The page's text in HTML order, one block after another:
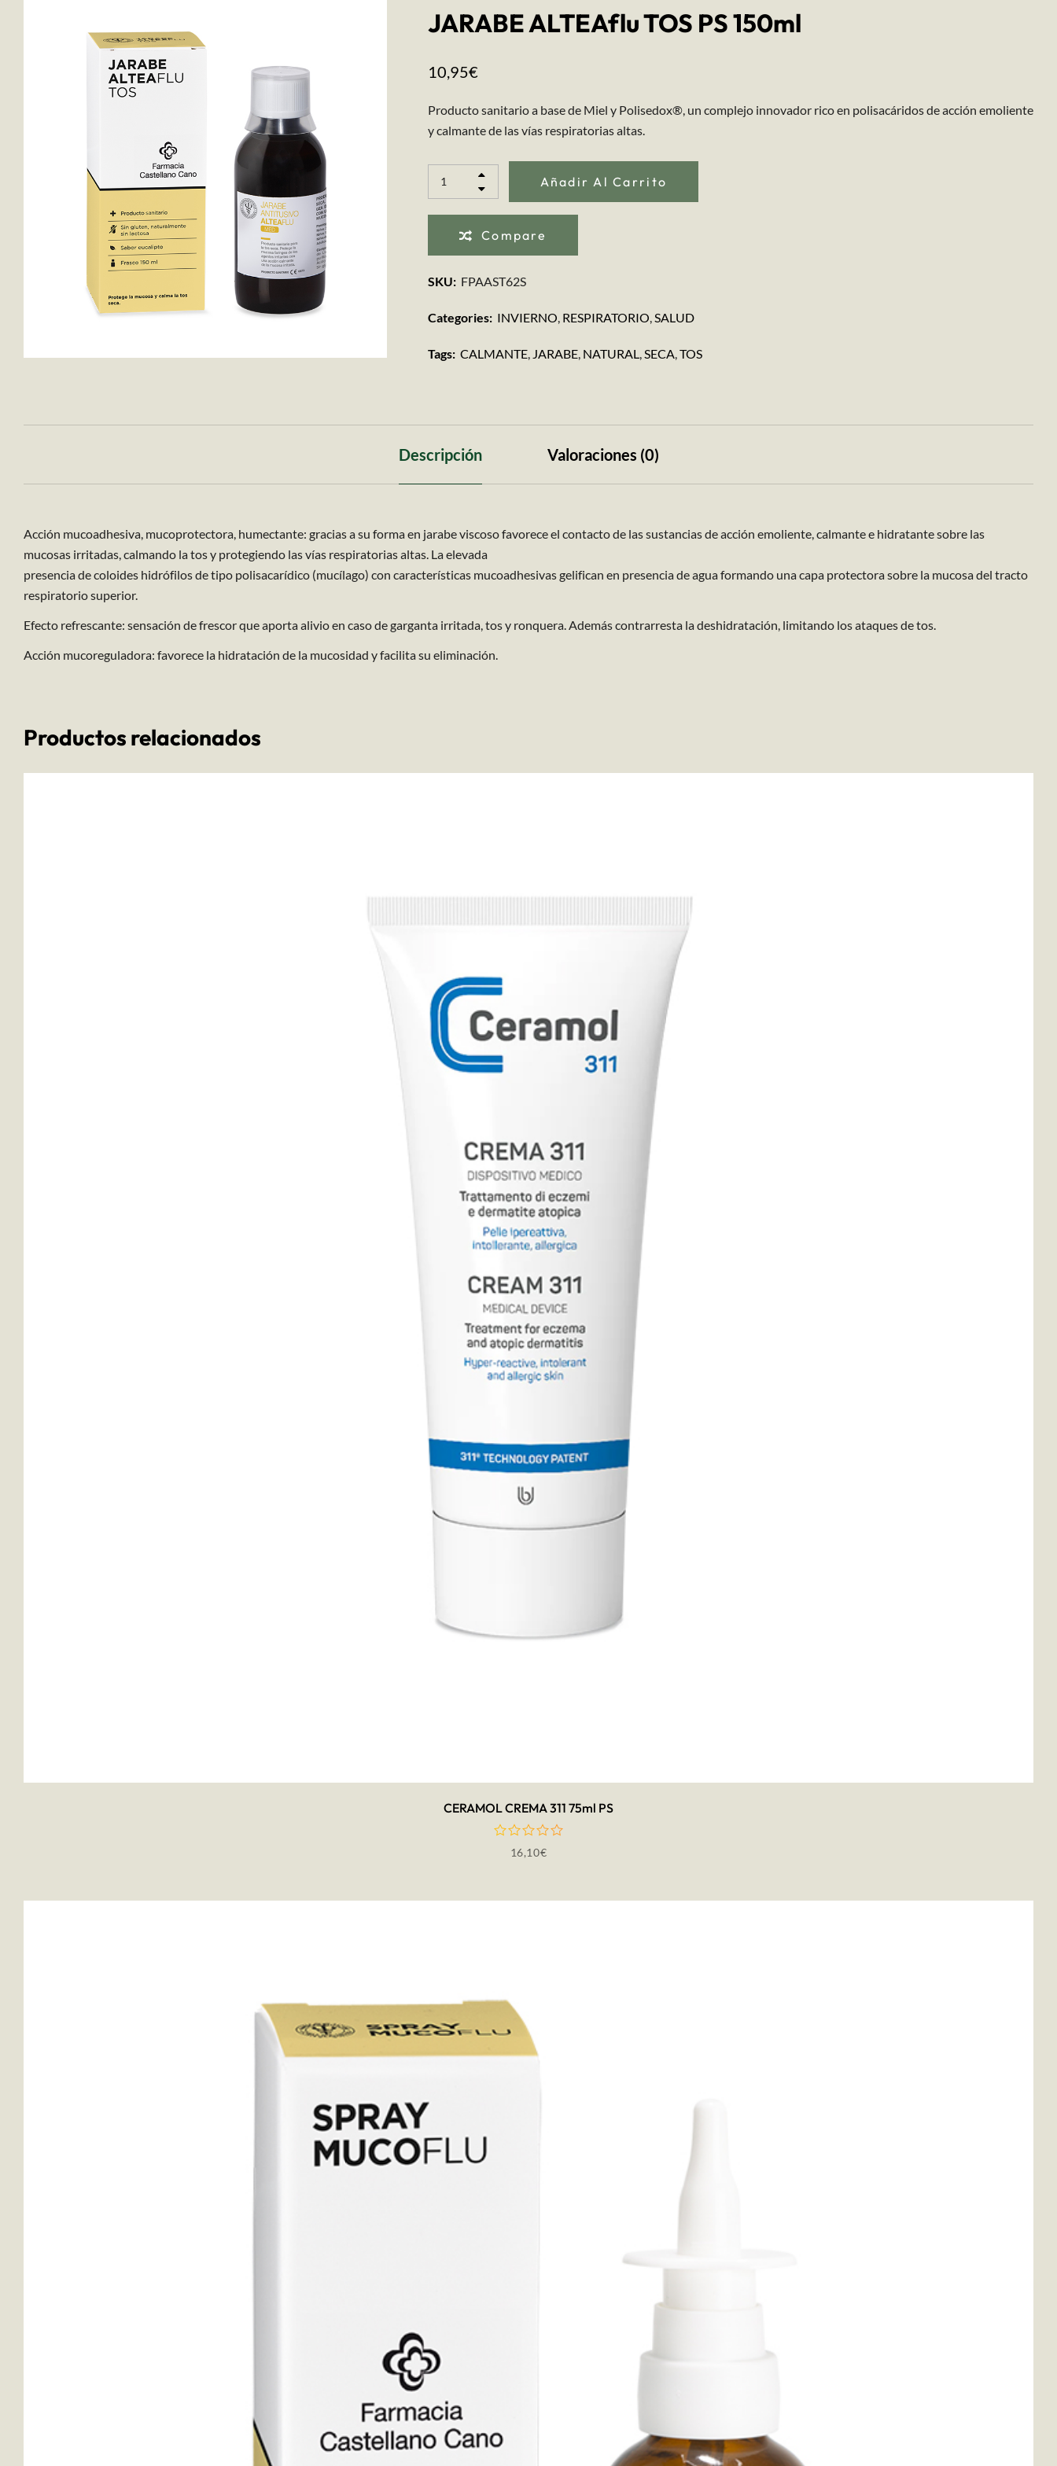
JARABE ALTEAflu TOS PS 150ml
10,95€
Producto sanitario a base de Miel y Polisedox®, un complejo innovador rico en polisacáridos de acción emoliente
y calmante de las vías respiratorias altas.
Añadir Al Carrito
Compare
SKU: FPAAST62S
Categories: INVIERNO, RESPIRATORIO,SALUD
Tags: CALMANTE, JARABE, NATURAL,SECA,TOS
Descripción Valoraciones (0)
Acción mucoadhesiva, mucoprotectora, humectante: gracias a su forma en jarabe viscoso favorece el contacto de las sustancias de acción emoliente, calmante e hidratante sobre las
mucosas irritadas, calmando la tos y protegiendo las vías respiratorias altas. La elevada
presencia de coloides hidrófilos de tipo polisacarídico (mucílago) con características mucoadhesivas gelifican en presencia de agua formando una capa protectora sobre la mucosa del tracto
respiratorio superior.
Efecto refrescante: sensación de frescor que aporta alivio en caso de garganta irritada, tos y ronquera. Además contrarresta la deshidratación, limitando los ataques de tos.
Acción mucoreguladora: favorece la hidratación de la mucosidad y facilita su eliminación.
Productos relacionados
CERAMOL CREMA 311 75ml PS
16,10€